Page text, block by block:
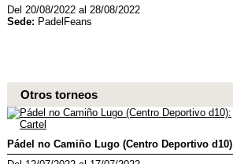
Del 20/08/2022 al 28/08/2022
Sede: PadelFeans
Otros torneos
Pádel no Camiño Lugo (Centro Deportivo d10)